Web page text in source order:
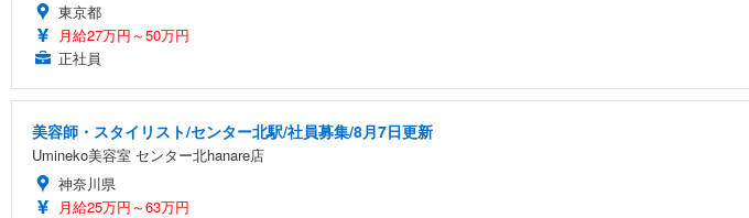
東京都
月給27万円～50万円
正社員
美容師・スタイリスト/センター北駅/社員募集/8月7日更新
Umineko美容室 センター北hanare店
神奈川県
月給25万円～63万円